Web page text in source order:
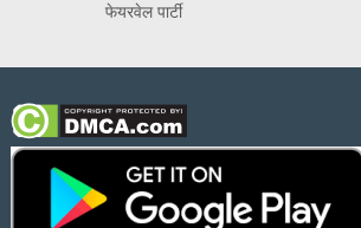
फेयरवेल पार्टी